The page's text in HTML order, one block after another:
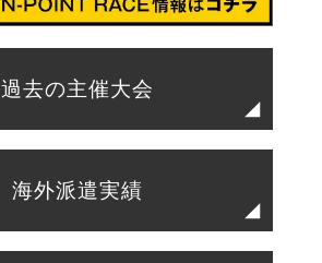
過去の主催大会
海外派遣実績